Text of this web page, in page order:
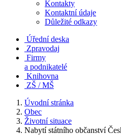
Kontakty
Kontaktní údaje
Důležité odkazy
Úřední deska
Zpravodaj
Firmy
a podnikatelé
Knihovna
ZŠ / MŠ
Úvodní stránka
Obec
Životní situace
Nabytí státního občanství